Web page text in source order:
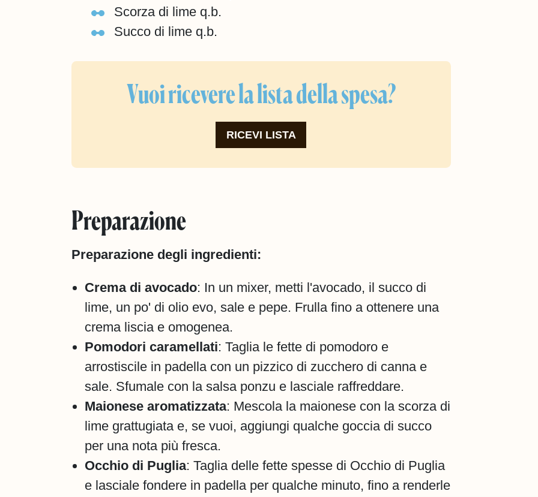
Scorza di lime q.b.
Succo di lime q.b.
Vuoi ricevere la lista della spesa?
RICEVI LISTA
Preparazione
Preparazione degli ingredienti:
Crema di avocado: In un mixer, metti l'avocado, il succo di
lime, un po' di olio evo, sale e pepe. Frulla fino a ottenere una
crema liscia e omogenea.
Pomodori caramellati: Taglia le fette di pomodoro e
arrostiscile in padella con un pizzico di zucchero di canna e
sale. Sfumale con la salsa ponzu e lasciale raffreddare.
Maionese aromatizzata: Mescola la maionese con la scorza di
lime grattugiata e, se vuoi, aggiungi qualche goccia di succo
per una nota più fresca.
Occhio di Puglia: Taglia delle fette spesse di Occhio di Puglia
e lasciale fondere in padella per qualche minuto, fino a renderle